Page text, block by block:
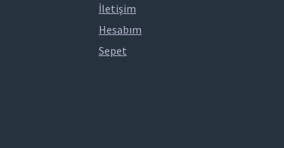
İletişim
Hesabım
Sepet